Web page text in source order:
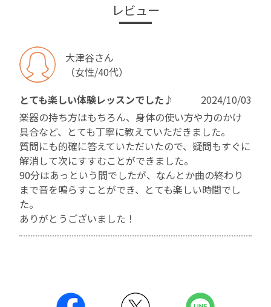
レビュー
大津谷さん
（女性/40代）
とても楽しい体験レッスンでした♪
2024/10/03
楽器の持ち方はもちろん、身体の使い方や力のかけ
具合など、とても丁寧に教えていただきました。
質問にも的確に答えていただいたので、疑問もすぐに
解消して次にすすむことができました。
90分はあっという間でしたが、なんとか曲の終わり
まで音を鳴らすことができ、とても楽しい時間でし
た。
ありがとうございました！